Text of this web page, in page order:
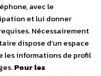
avec le
et lui donner
Nécessairement
dispose d’un espace
les informations de profil
Pour les